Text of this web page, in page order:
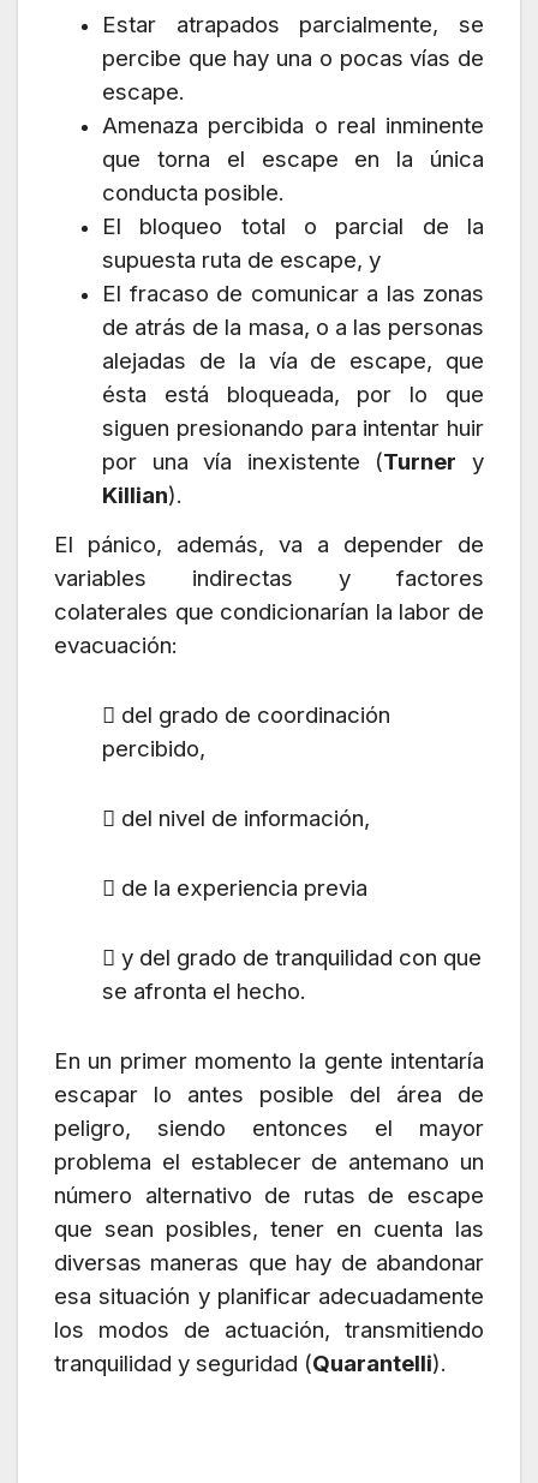
Estar atrapados parcialmente, se
percibe que hay una o pocas vías de
escape.
Amenaza percibida o real inminente
que torna el escape en la única
conducta posible.
El bloqueo total o parcial de la
supuesta ruta de escape, y
El fracaso de comunicar a las zonas
de atrás de la masa, o a las personas
alejadas de la vía de escape, que
ésta está bloqueada, por lo que
siguen presionando para intentar huir
por una vía inexistente (Turner y
Killian).
El pánico, además, va a depender de
variables indirectas y factores
colaterales que condicionarían la labor de
evacuación:
 del grado de coordinación
percibido,
 del nivel de información,
 de la experiencia previa
 y del grado de tranquilidad con que
se afronta el hecho.
En un primer momento la gente intentaría
escapar lo antes posible del área de
peligro, siendo entonces el mayor
problema el establecer de antemano un
número alternativo de rutas de escape
que sean posibles, tener en cuenta las
diversas maneras que hay de abandonar
esa situación y planificar adecuadamente
los modos de actuación, transmitiendo
tranquilidad y seguridad (Quarantelli).